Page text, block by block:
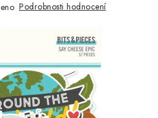
Podrobnosti hodnocení